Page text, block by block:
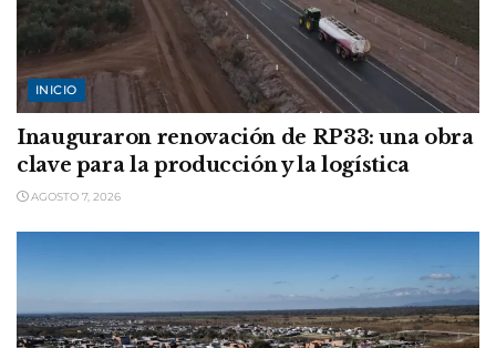
INICIO
Inauguraron renovación de RP33: una obra
clave para la producción y la logística
AGOSTO 7, 2026